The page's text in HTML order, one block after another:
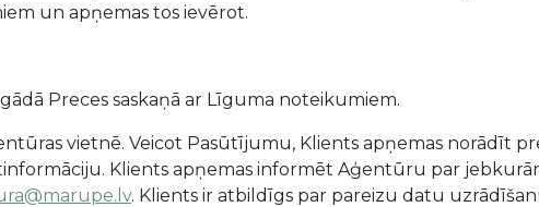
un apņemas tos ievērot.
Preces saskaņā ar Līguma noteikumiem.
vietnē. Veicot Pasūtījumu, Klients apņemas norādīt
Klients apņemas informēt Aģentūru par
. Klients ir atbildīgs par pareizu datu